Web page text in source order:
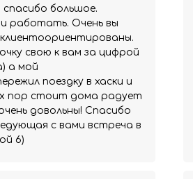
большое.
работать. Очень вы
свою к вам за цифрой
а мой
поездку в хаски и
пор стоит дома радует
довольны! Спасибо
с вами встреча в
6)